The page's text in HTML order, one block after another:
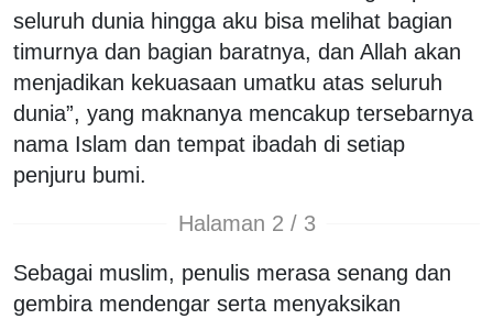
seluruh dunia hingga aku bisa melihat bagian
timurnya dan bagian baratnya, dan Allah akan
menjadikan kekuasaan umatku atas seluruh
dunia”, yang maknanya mencakup tersebarnya
nama Islam dan tempat ibadah di setiap
penjuru bumi.
Halaman 2 / 3
Sebagai muslim, penulis merasa senang dan
gembira mendengar serta menyaksikan